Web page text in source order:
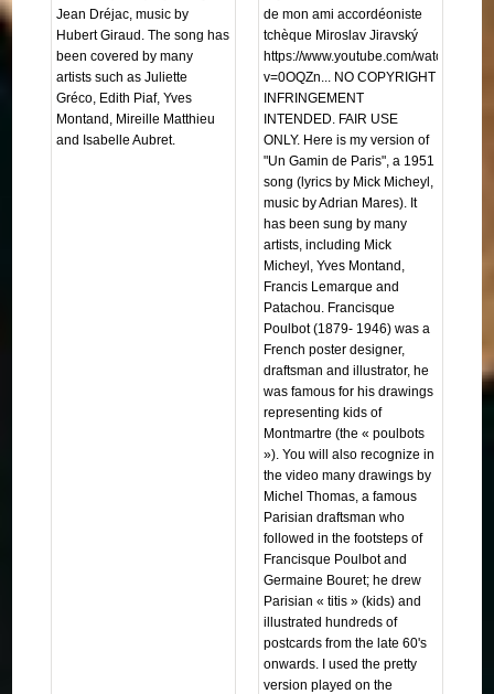
Jean Dréjac, music by
Hubert Giraud. The song has
been covered by many
artists such as Juliette
Gréco, Edith Piaf, Yves
Montand, Mireille Matthieu
and Isabelle Aubret.
de mon ami accordéoniste
tchèque Miroslav Jiravský
https://www.youtube.com/watch?
v=0OQZn... NO COPYRIGHT
INFRINGEMENT
INTENDED. FAIR USE
ONLY. Here is my version of
"Un Gamin de Paris", a 1951
song (lyrics by Mick Micheyl,
music by Adrian Mares). It
has been sung by many
artists, including Mick
Micheyl, Yves Montand,
Francis Lemarque and
Patachou. Francisque
Poulbot (1879- 1946) was a
French poster designer,
draftsman and illustrator, he
was famous for his drawings
representing kids of
Montmartre (the « poulbots
»). You will also recognize in
the video many drawings by
Michel Thomas, a famous
Parisian draftsman who
followed in the footsteps of
Francisque Poulbot and
Germaine Bouret; he drew
Parisian « titis » (kids) and
illustrated hundreds of
postcards from the late 60's
onwards. I used the pretty
version played on the